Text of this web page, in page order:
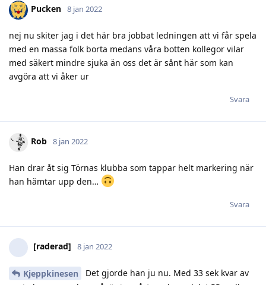
Pucken 8 jan 2022
nej nu skiter jag i det här bra jobbat ledningen att vi får spela
med en massa folk borta medans våra botten kollegor vilar
med säkert mindre sjuka än oss det är sånt här som kan
avgöra att vi åker ur
Svara
Rob 8 jan 2022
Han drar åt sig Törnas klubba som tappar helt markering när
han hämtar upp den…
Svara
[raderad] 8 jan 2022
Kjeppkinesen
Det gjorde han ju nu. Med 33 sek kvar av